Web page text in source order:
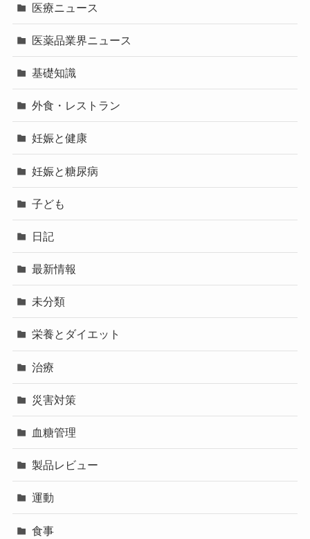
医療ニュース
医薬品業界ニュース
基礎知識
外食・レストラン
妊娠と健康
妊娠と糖尿病
子ども
日記
最新情報
未分類
栄養とダイエット
治療
災害対策
血糖管理
製品レビュー
運動
食事